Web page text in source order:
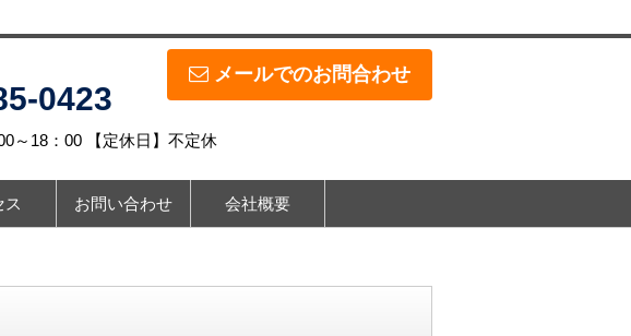
メールでのお問合わせ
0423
～18：00 【定休日】不定休
ス お問い合わせ 会社概要